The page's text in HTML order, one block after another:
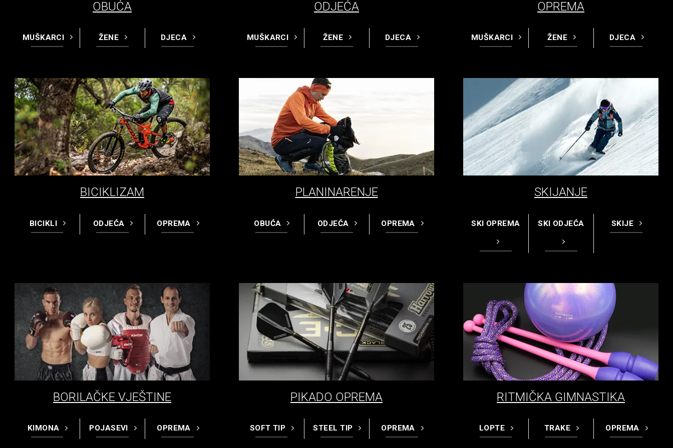
OBUĆA
MUŠKARCI ŽENE DJECA
ODJEĆA
MUŠKARCI ŽENE DJECA
OPREMA
MUŠKARCI ŽENE DJECA
BICIKLIZAM
BICIKLI ODJEĆA OPREMA
PLANINARENJE
OBUĆA ODJEĆA OPREMA
SKIJANJE
SKI OPREMA SKI ODJEĆA SKIJE
BORILAČKE VJEŠTINE
KIMONA POJASEVI OPREMA
PIKADO OPREMA
SOFT TIP STEEL TIP OPREMA
RITMIČKA GIMNASTIKA
LOPTE TRAKE OPREMA